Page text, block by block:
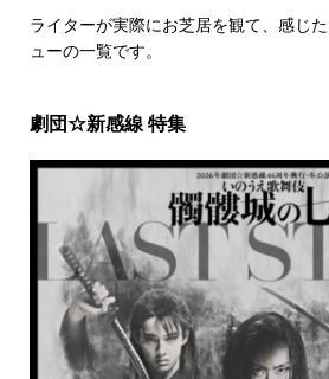
ライターが実際にお芝居を観て、感じ
ューの一覧です。
劇団☆新感線 特集